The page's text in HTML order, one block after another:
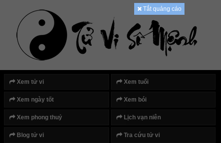
Xem tử vi Xem tuổi
Xem ngày tốt Xem bói
Xem phong thuỷ Lịch vạn niên
Blog tử vi Tra cứu tử vi
Tắt quảng cáo